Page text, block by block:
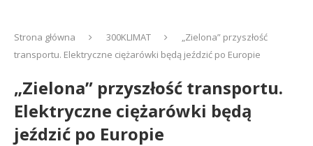
Strona główna 300KLIMAT
„Zielona” przyszłość
transportu. Elektryczne ciężarówki będą jeździć po Europie
„Zielona” przyszłość transportu.
Elektryczne ciężarówki będą
jeździć po Europie